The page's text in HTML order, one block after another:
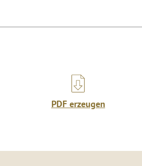
PDF erzeugen